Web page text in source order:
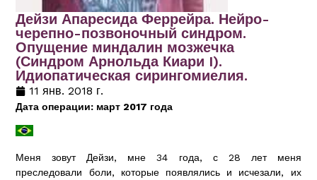
Дейзи Апаресида Феррейра. Нейро-
черепно-позвоночный синдром.
Опущение миндалин мозжечка
(Синдром Арнольда Киари I).
Идиопатическая сирингомиелия.
11 янв. 2018 г.
Дата операции: март 2017 года
Меня зовут Дейзи, мне 34 года, с 28 лет меня
преследовали боли, которые появлялись и исчезали, их